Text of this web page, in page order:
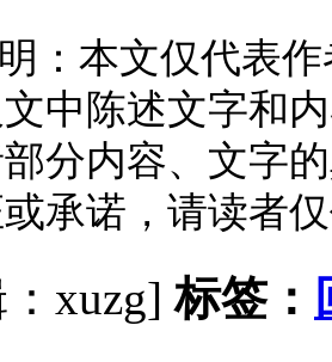
：本文仅代表
中陈述文字和
分内容、文字
承诺，请读者
xuzg]标签：